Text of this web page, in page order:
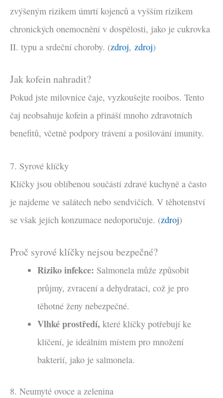
zvýšeným rizikem úmrtí kojenců a vyšším rizikem
chronických onemocnění v dospělosti, jako je cukrovka
II. typu a srdeční choroby. (zdroj, zdroj)
Jak kofein nahradit?
Pokud jste milovnice čaje, vyzkoušejte rooibos. Tento
čaj neobsahuje kofein a přináší mnoho zdravotních
benefitů, včetně podpory trávení a posilování imunity.
7. Syrové klíčky
Klíčky jsou oblíbenou součástí zdravé kuchyně a často
je najdeme ve salátech nebo sendvičích. V těhotenství
se však jejich konzumace nedoporučuje. (zdroj)
Proč syrové klíčky nejsou bezpečné?
Riziko infekce: Salmonela může způsobit
průjmy, zvracení a dehydrataci, což je pro
těhotné ženy nebezpečné.
Vlhké prostředí, které klíčky potřebují ke
klíčení, je ideálním místem pro množení
bakterií, jako je salmonela.
8. Neumyté ovoce a zelenina